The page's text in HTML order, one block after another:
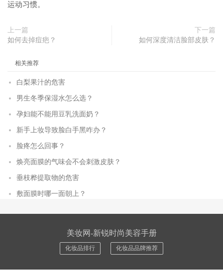
运动习惯。
上一篇
如何去掉痘疤？
下一篇
如何深度清洁脸部皮肤？
相关推荐
白梨果汁的危害
男生冬季保湿水怎么选？
孕妇能不能用豆乳洗面奶？
新手上妆导致脸白手黑咋办？
脸疼怎么回事？
焕亮面膜的气味会不会刺激皮肤？
垂枝桦提取物的危害
敷面膜时哪一面朝上？
美妆网-新锐时尚美容手册
化妆品排行 化妆品品牌推荐